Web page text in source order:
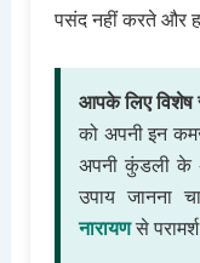
पसंद नहीं करते और
आपके लिए विशेष
को अपनी इन
अपनी कुंडली के
उपाय जानना
नारायणसे